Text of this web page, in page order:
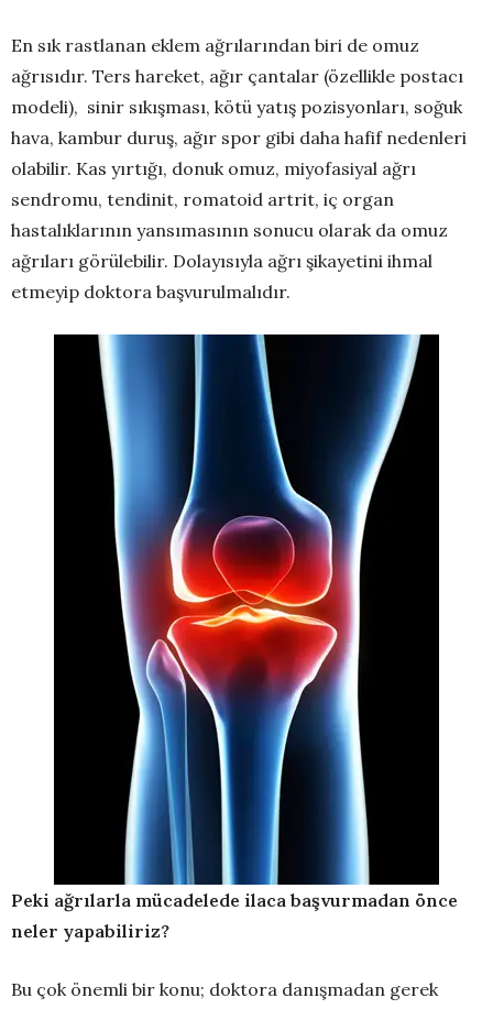
En sık rastlanan eklem ağrılarından biri de omuz
ağrısıdır. Ters hareket, ağır çantalar (özellikle postacı
modeli), sinir sıkışması, kötü yatış pozisyonları, soğuk
hava, kambur duruş, ağır spor gibi daha hafif nedenleri
olabilir. Kas yırtığı, donuk omuz, miyofasiyal ağrı
sendromu, tendinit, romatoid artrit, iç organ
hastalıklarının yansımasının sonucu olarak da omuz
ağrıları görülebilir. Dolayısıyla ağrı şikayetini ihmal
etmeyip doktora başvurulmalıdır.
Peki ağrılarla mücadelede ilaca başvurmadan önce
neler yapabiliriz?
Bu çok önemli bir konu; doktora danışmadan gerek